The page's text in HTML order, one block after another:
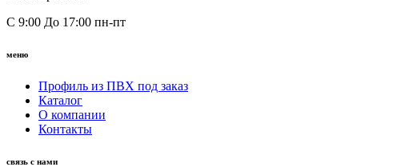
С 9:00 До 17:00 пн-пт
меню
Профиль из ПВХ под заказ
Каталог
О компании
Контакты
связь с нами